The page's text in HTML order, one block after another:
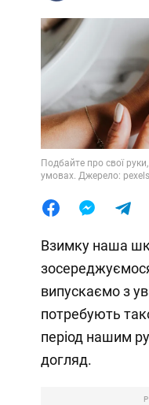
Подбайте про свої
умовах. Джерело: pexels
Взимку наша
випускаємо з
потребують
період нашим
догляд.